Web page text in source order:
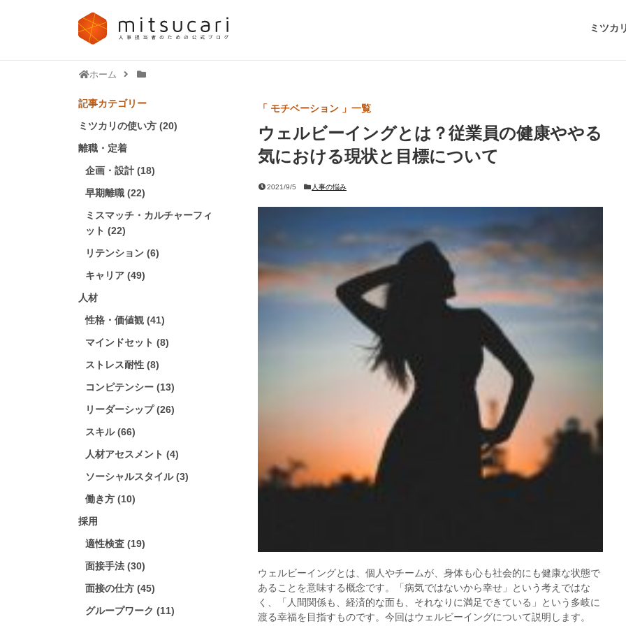
ミツカ
ホーム
記事カテゴリー
ミツカリの使い方 (20)
離職・定着
企画・設計 (18)
早期離職 (22)
ミスマッチ・カルチャーフィ
ット (22)
リテンション (6)
キャリア (49)
人材
性格・価値観 (41)
マインドセット (8)
ストレス耐性 (8)
コンピテンシー (13)
リーダーシップ (26)
スキル (66)
人材アセスメント (4)
ソーシャルスタイル (3)
働き方 (10)
採用
適性検査 (19)
面接手法 (30)
面接の仕方 (45)
グループワーク (11)
「 モチベーション 」一覧
ウェルビーイングとは？従業員の健康ややる
気における現状と目標について
2021/9/5 人事の悩み
ウェルビーイングとは、個人やチームが、身体も心も社会的にも健康な状態で
あることを意味する概念です。「病気ではないから幸せ」という考えではな
く、「人間関係も、経済的な面も、それなりに満足できている」という多岐に
渡る幸福を目指すものです。今回はウェルビーイングについて説明します。